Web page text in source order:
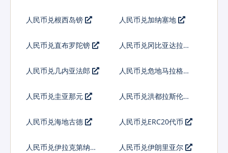
人民币兑根西岛镑 人民币兑加纳塞地
人民币兑直布罗陀镑 人民币兑冈比亚达拉西
人民币兑几内亚法郎
人民币兑危地马拉格查
人民币兑圭亚那元
人民币兑洪都拉斯伦皮
人民币兑海地古德 人民币兑ERC20代币
人民币兑伊拉克第纳尔 人民币兑伊朗里亚尔